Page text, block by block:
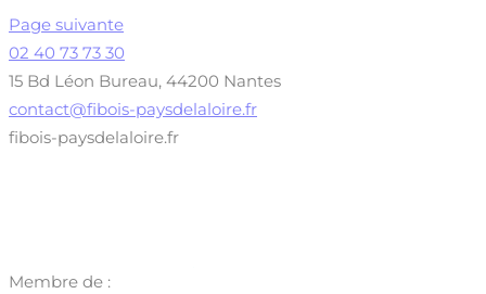
Page suivante
02 40 73 73 30
15 Bd Léon Bureau, 44200 Nantes
contact@fibois-paysdelaloire.fr
fibois-paysdelaloire.fr
Membre de :